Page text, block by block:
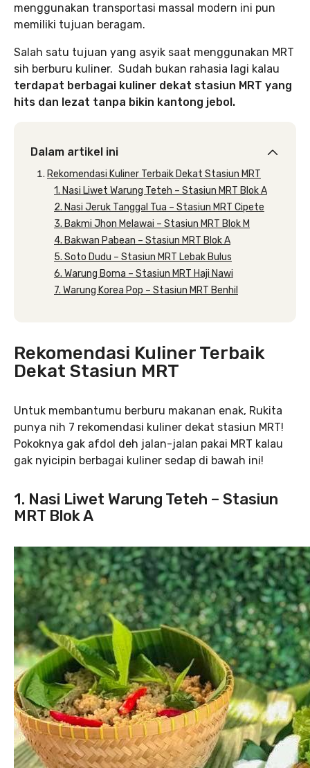
menggunakan transportasi massal modern ini pun
memiliki tujuan beragam.
Salah satu tujuan yang asyik saat menggunakan MRT
sih berburu kuliner. Sudah bukan rahasia lagi kalau
terdapat berbagai kuliner dekat stasiun MRT yang
hits dan lezat tanpa bikin kantong jebol.
Dalam artikel ini
Rekomendasi Kuliner Terbaik Dekat Stasiun MRT
1. Nasi Liwet Warung Teteh – Stasiun MRT Blok A
2. Nasi Jeruk Tanggal Tua – Stasiun MRT Cipete
3. Bakmi Jhon Melawai – Stasiun MRT Blok M
4. Bakwan Pabean – Stasiun MRT Blok A
5. Soto Dudu – Stasiun MRT Lebak Bulus
6. Warung Boma – Stasiun MRT Haji Nawi
7. Warung Korea Pop – Stasiun MRT Benhil
Rekomendasi Kuliner Terbaik
Dekat Stasiun MRT
Untuk membantumu berburu makanan enak, Rukita
punya nih 7 rekomendasi kuliner dekat stasiun MRT!
Pokoknya gak afdol deh jalan-jalan pakai MRT kalau
gak nyicipin berbagai kuliner sedap di bawah ini!
1. Nasi Liwet Warung Teteh – Stasiun
MRT Blok A